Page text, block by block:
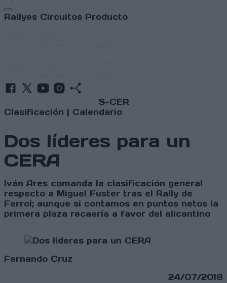
Abrir menú
Rallyes Circuitos Producto
S-CER
Clasificación | Calendario
Dos líderes para un
CERA
Iván Ares comanda la clasificación general
respecto a Miguel Fuster tras el Rally de
Ferrol; aunque si contamos en puntos netos la
primera plaza recaería a favor del alicantino
Fernando Cruz
24/07/2018